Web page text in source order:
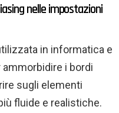
nelle impostazioni
in informatica e
i bordi
sugli elementi
fluide e realistiche.